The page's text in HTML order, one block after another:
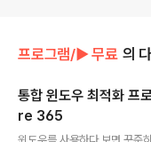
프로그램/► 무료 의
통합 윈도우 최적화 프
re 365